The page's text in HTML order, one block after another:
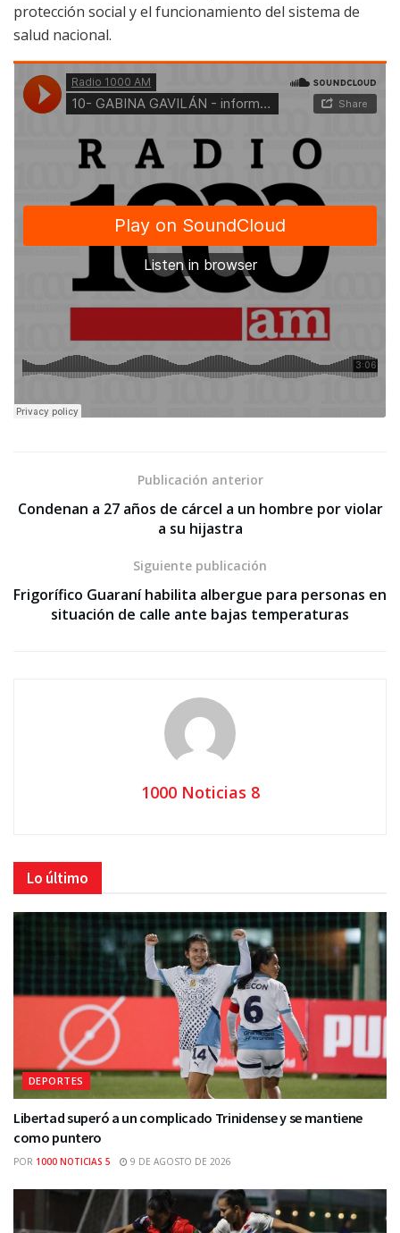
protección social y el funcionamiento del sistema de
salud nacional.
Publicación anterior
Condenan a 27 años de cárcel a un hombre por violar
a su hijastra
Siguiente publicación
Frigorífico Guaraní habilita albergue para personas en
situación de calle ante bajas temperaturas
1000 Noticias 8
Lo último
DEPORTES
Libertad superó a un complicado Trinidense y se mantiene
como puntero
POR 1000 NOTICIAS 5 9 DE AGOSTO DE 2026